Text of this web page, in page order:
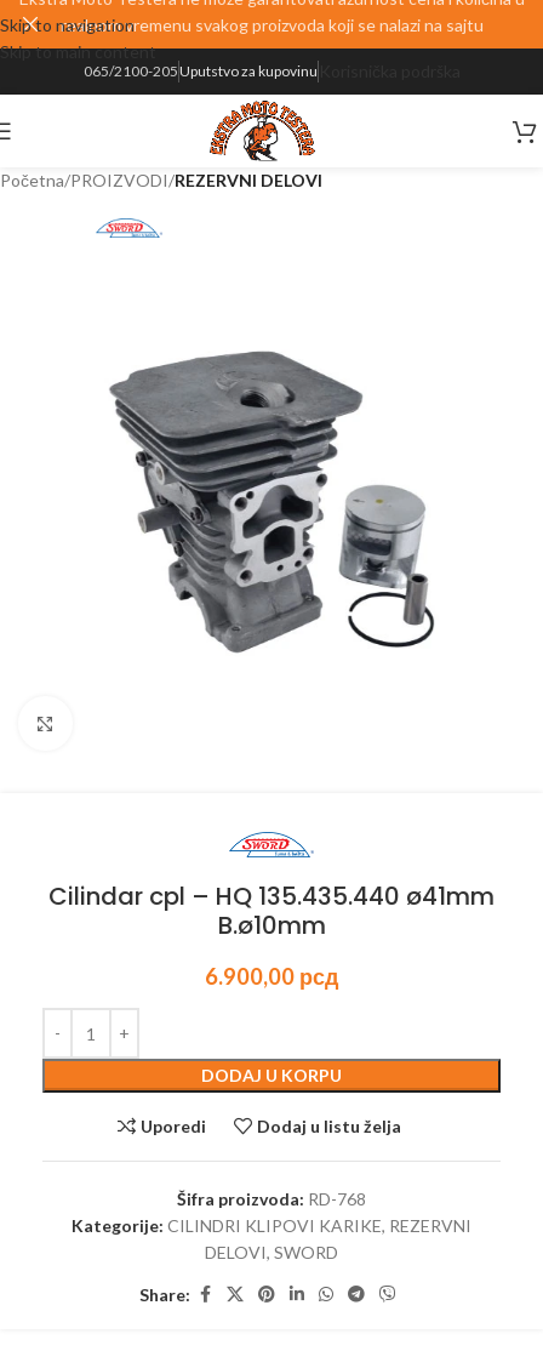
Skip to navigation
Skip to main content
realnom vremenu svakog proizvoda koji se nalazi na sajtu
065/2100-205Uputstvo za kupovinu
Početna PROIZVODI REZERVNI DELOVI
Cilindar cpl – HQ 135.435.440 ø41mm
B.ø10mm
6.900,00 рсд
DODAJ U KORPU
Uporedi Dodaj u listu želja
Šifra proizvoda: RD-768
Kategorije: CILINDRI KLIPOVI KARIKE, REZERVNI
DELOVI, SWORD
Share: